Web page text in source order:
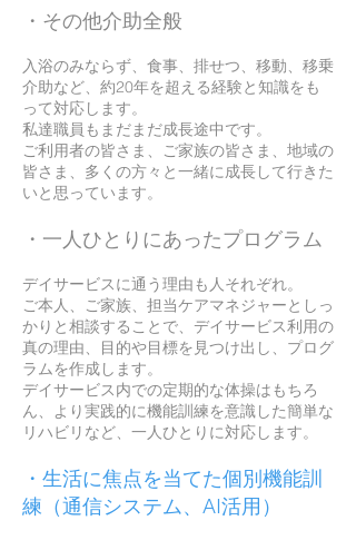
・その他介助全般
入浴のみならず、食事、排せつ、移動、移乗
介助など、約20年を超える経験と知識をも
って対応します。
私達職員もまだまだ成長途中です。
ご利用者の皆さま、ご家族の皆さま、地域の
皆さま、多くの方々と一緒に成長して行きた
いと思っています。
・一人ひとりにあったプログラム
デイサービスに通う理由も人それぞれ。
ご本人、ご家族、担当ケアマネジャーとしっ
かりと相談することで、デイサービス利用の
真の理由、目的や目標を見つけ出し、プログ
ラムを作成します。
​デイサービス内での定期的な体操はもちろ
ん、より実践的に機能訓練を意識した簡単な
リハビリなど、一人ひとりに対応します。
・生活に焦点を当てた個別機能訓
練（通信システム、AI活用）